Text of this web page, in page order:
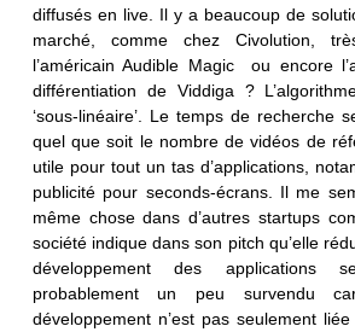
diffusés en live. Il y a beaucoup de
marché, comme chez Civolution,
l’américain Audible Magic ou encore
différentiation de Viddiga ?
‘sous-linéaire’. Le temps de recherche
quel que soit le nombre de vidéos de
utile pour tout un tas d’applications,
publicité pour seconds-écrans. Il me
même chose dans d’autres startups
société indique dans son pitch qu’elle
développement des applications
probablement un peu survendu
développement n’est pas seulement